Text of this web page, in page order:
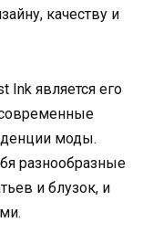
качеству и
Ink является его
моды.
разнообразные
и блузок, и